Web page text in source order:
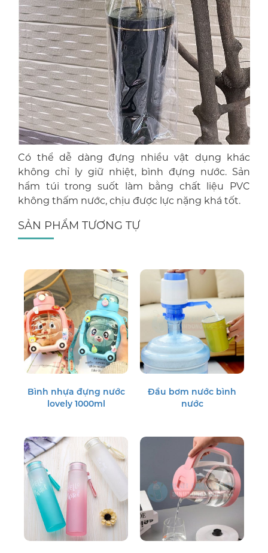
Có thể dễ dàng đựng nhiều vật dụng khác
không chỉ ly giữ nhiệt, bình đựng nước. Sản
hẩm túi trong suốt làm bằng chất liệu PVC
không thấm nước, chịu được lực nặng khá tốt.
SẢN PHẨM TƯƠNG TỰ
Bình nhựa đựng nước
lovely 1000ml
Đầu bơm nước bình
nước